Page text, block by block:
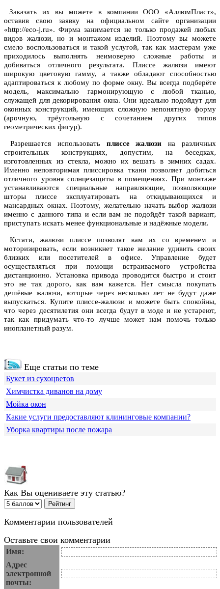
Заказать их вы можете в компании ООО «АллюмПласт»,
оставив свою заявку на официальном сайте организации
«http://eco-j.ru». Фирма занимается не только продажей любых
видов жалюзи, но и монтажом изделий. Поэтому вы можете
смело воспользоваться и такой услугой, так как мастерам уже
приходилось выполнять неимоверно сложные работы и
добиваться отличного результата. Плиссе жалюзи имеют
широкую цветовую гамму, а также обладают способностью
адаптироваться к любому по форме окну. Вы всегда подберёте
модель, максимально гармонирующую с любой тканью,
служащей для декорирования окна. Они идеально подойдут для
оконных конструкций, имеющих сложную непонятную форму
(арочную, трёугольную с сочетанием других типов
геометрических фигур).
Разрешается использовать плиссе жалюзи на различных
строительных конструкциях, допустим, на беседках,
изготовленных из стекла, можно их вешать в зимних садах.
Именно неповторимая плиссировка ткани позволяет добиться
отличного уровня солнцезащиты в помещениях. При монтаже
устанавливаются специальные направляющие, позволяющие
шторы плиссе эксплуатировать на откидывающихся и
мансардных окнах. Поэтому, желательно начать выбор жалюзи
именно с данного типа и если вам не подойдёт такой вариант,
приступать искать менее функциональные и надёжные модели.
Кстати, жалюзи плиссе позволят вам их со временем и
моторизировать, если возникнет такое желание удивить своих
близких или посетителей в офисе. Управление будет
осуществляться при помощи встраиваемого устройства
дистанционно. Установка привода проводится быстро и стоит
это не так дорого, как вам кажется. Нет смысла покупать
дешёвые жалюзи, которые через несколько лет не будут даже
выпускаться. Купите плиссе-жалюзи и можете быть спокойны,
что через десятилетия они всегда будут в моде и не устареют,
так как придумать что-то лучше может нам помочь только
инопланетный разум.
Еще статьи по теме
Букет из сухоцветов
Химчистка диванов на дому
Мойка окон
Какие услуги предоставляют клининговые компании?
Уборка квартиры после пожара
Как Вы оцениваете эту статью?
Комментарии пользователей
Оставьте свои комментарии
Имя:
Адрес
электронной
почты: